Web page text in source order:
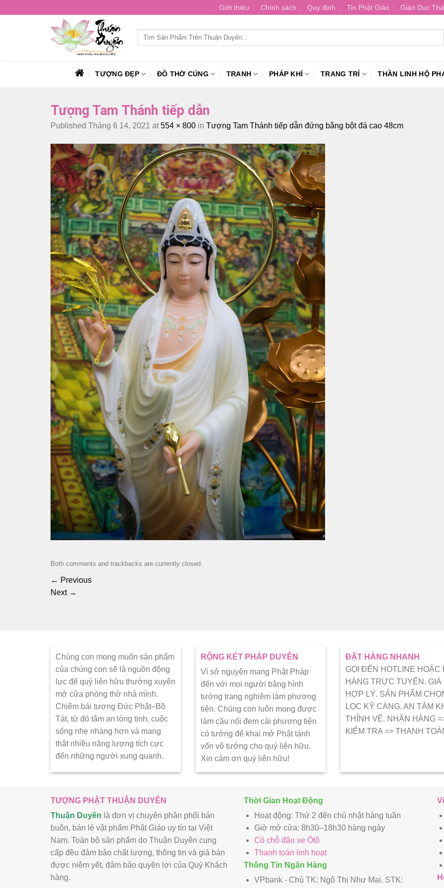
Giới thiệu Chính sách Quy định Tin Phật Giáo Giáo Dục
Tìm
TƯỢNG ĐẸP ĐỒ THỜ CÚNG TRANH PHÁP KHÍ TRANG TRÍ THẦN LINH HỘ
Tượng Tam Thánh tiếp dẫn
Published Tháng 6 14, 2021 at 554 × 800 in Tượng Tam Thánh tiếp dẫn đứng bằng bột đá cao 48cm
Both comments and trackbacks are currently closed.
← Previous
Next →
Chúng con mong muốn sản phẩm
của chúng con sẽ là nguồn động
lực để quý liên hữu thường xuyên
mở cửa phòng thờ nhà mình.
Chiêm bái tượng Đức Phật–Bồ
Tát, từ đó tâm an lòng tịnh, cuộc
sống nhẹ nhàng hơn và mang
thật nhiều năng lượng tích cực
đến những người xung quanh.
RỘNG KẾT PHÁP DUYÊN
Vì sở nguyện mang Phật Pháp
đến với mọi người bằng hình
tướng trang nghiêm làm phương
tiện. Chúng con luôn mong được
làm cầu nối đem cái phương tiện
có tướng để khai mở Phật tánh
vốn vô tướng cho quý liên hữu.
Xin cảm ơn quý liên hữu!
ĐẶT HÀNG NHANH
GỌI ĐẾN HOTLINE HOẶC
HÀNG TRỰC TUYẾN. GIÁ
HỢP LÝ. SẢN PHẨM
LỌC KỸ CÀNG. AN TÂM
THỈNH VỀ. NHẬN HÀNG
KIẾM TRA => THANH
TƯỢNG PHẬT THUẬN DUYÊN
Thuận Duyên là đơn vị chuyên phân phối bán
buôn, bán lẻ vật phẩm Phật Giáo uy tín tại Việt
Nam. Toàn bộ sản phẩm do Thuận Duyên cung
cấp đều đảm bảo chất lượng, thông tin và giá bán
được niêm yết, đảm bảo quyền lợi của Quý Khách
hàng.
Thời Gian Hoạt Động
Hoạt động: Thứ 2 đến chủ nhật hàng tuần
Giờ mở cửa: 8h30–18h30 hàng ngày
Có chỗ đậu xe Ôtô
Thanh toán linh hoạt
Thông Tin Ngân Hàng
VPbank - Chủ TK: Ngô Thị Như Mai. STK: